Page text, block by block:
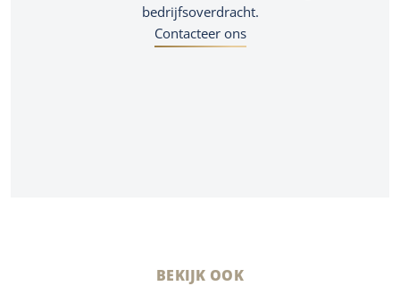
bedrijfsoverdracht.
Contacteer ons
BEKIJK OOK